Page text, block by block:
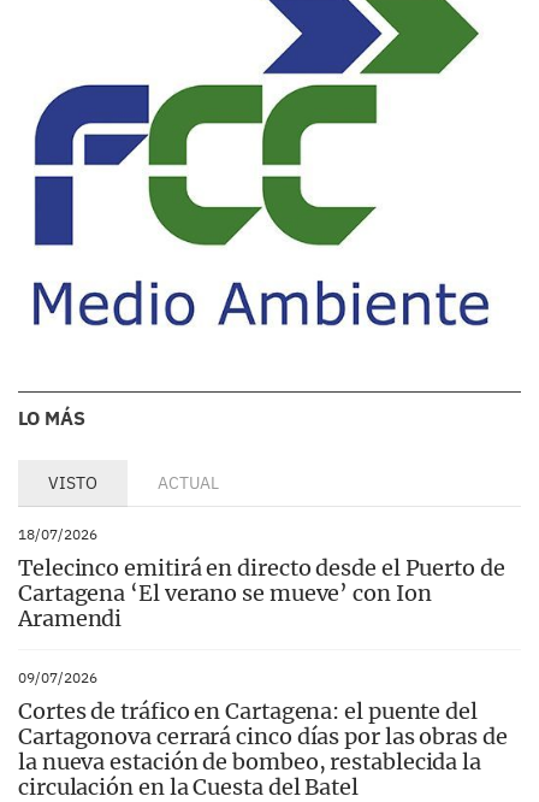
LO MÁS
VISTO ACTUAL
18/07/2026
Telecinco emitirá en directo desde el Puerto de
Cartagena ‘El verano se mueve’ con Ion
Aramendi
09/07/2026
Cortes de tráfico en Cartagena: el puente del
Cartagonova cerrará cinco días por las obras de
la nueva estación de bombeo, restablecida la
circulación en la Cuesta del Batel